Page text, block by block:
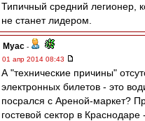
Типичный средний легионер,
не станет лидером.
Myac -
01 апр 2014 08:43
А "технические причины"
электронных билетов - это
посрался с Ареной-маркет?
гостевой сектор в Краснодаре